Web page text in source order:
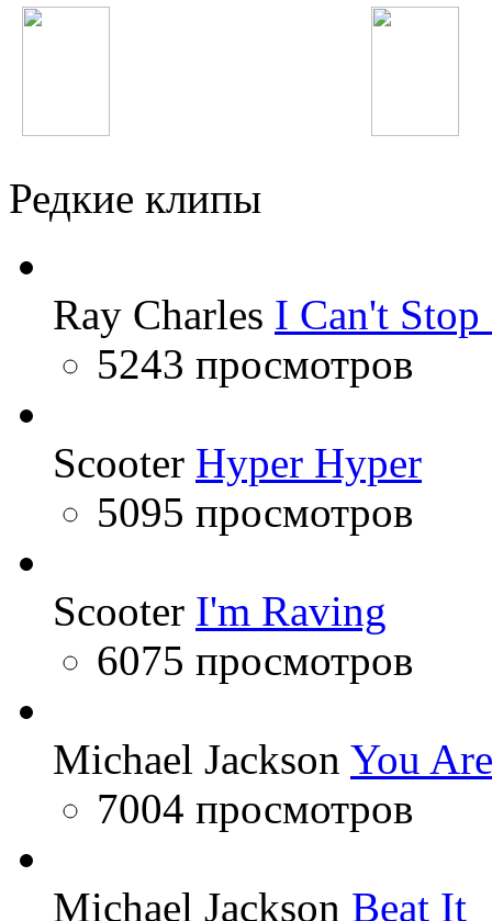
Редкие клипы
Ray Charles I Can't
5243 просмотров
Scooter Hyper Hyper
5095 просмотров
Scooter I'm Raving
6075 просмотров
Michael Jackson You
7004 просмотров
Michael Jackson Beat It